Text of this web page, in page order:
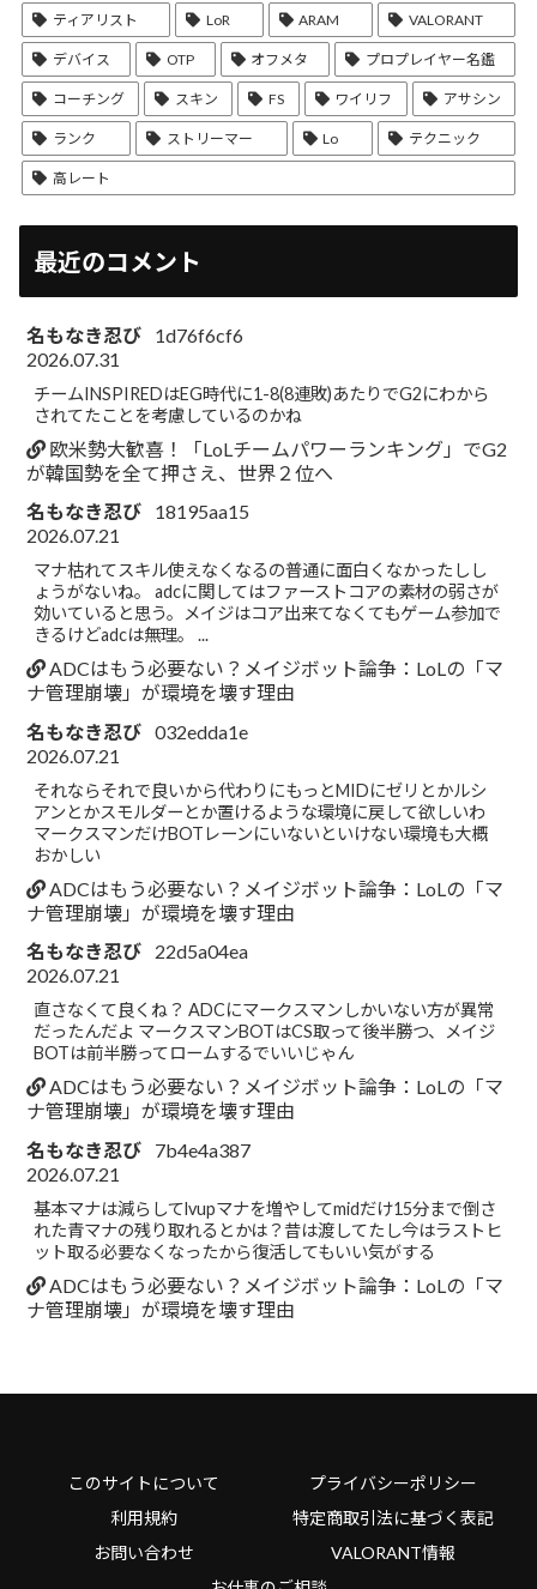
ティアリスト LoR ARAM VALORANT
デバイス OTP オフメタ プロプレイヤー名鑑
コーチング スキン FS ワイリフ アサシン
ランク ストリーマー Lo テクニック
高レート
最近のコメント
名もなき忍び
1d76f6cf6
2026.07.31
チームINSPIREDはEG時代に1-8(8連敗)あたりでG2にわから
されてたことを考慮しているのかね
欧米勢大歓喜！「LoLチームパワーランキング」でG2
が韓国勢を全て押さえ、世界２位へ
名もなき忍び
18195aa15
2026.07.21
マナ枯れてスキル使えなくなるの普通に面白くなかったしし
ょうがないね。 adcに関してはファーストコアの素材の弱さが
効いていると思う。メイジはコア出来てなくてもゲーム参加で
きるけどadcは無理。 ...
ADCはもう必要ない？メイジボット論争：LoLの「マ
ナ管理崩壊」が環境を壊す理由
名もなき忍び 032edda1e
2026.07.21
それならそれで良いから代わりにもっとMIDにゼリとかルシ
アンとかスモルダーとか置けるような環境に戻して欲しいわ
マークスマンだけBOTレーンにいないといけない環境も大概
おかしい
ADCはもう必要ない？メイジボット論争：LoLの「マ
ナ管理崩壊」が環境を壊す理由
名もなき忍び
22d5a04ea
2026.07.21
直さなくて良くね？ ADCにマークスマンしかいない方が異常
だったんだよ マークスマンBOTはCS取って後半勝つ、メイジ
BOTは前半勝ってロームするでいいじゃん
ADCはもう必要ない？メイジボット論争：LoLの「マ
ナ管理崩壊」が環境を壊す理由
名もなき忍び
7b4e4a387
2026.07.21
基本マナは減らしてlvupマナを増やしてmidだけ15分まで倒さ
れた青マナの残り取れるとかは？昔は渡してたし今はラストヒ
ット取る必要なくなったから復活してもいい気がする
ADCはもう必要ない？メイジボット論争：LoLの「マ
ナ管理崩壊」が環境を壊す理由
このサイトについて
プライバシーポリシー
利用規約
特定商取引法に基づく表記
お問い合わせ
VALORANT情報